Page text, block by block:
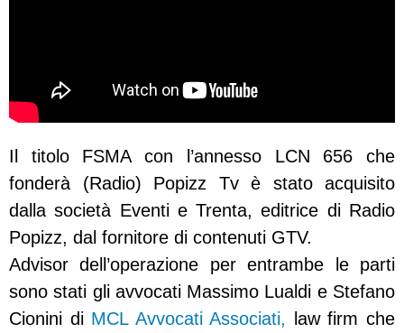
Il titolo FSMA con l’annesso LCN 656 che
fonderà (Radio) Popizz Tv è stato acquisito
dalla società Eventi e Trenta, editrice di Radio
Popizz, dal fornitore di contenuti GTV.
Advisor dell’operazione per entrambe le parti
sono stati gli avvocati Massimo Lualdi e Stefano
Cionini di MCL Avvocati Associati,
law firm che